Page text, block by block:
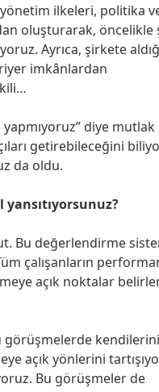
ilkeleri, politika
oluşturarak,
Ayrıca, şirkete
imkânlardan
diye
getirebileceğini
da oldu.
yansıtıyorsunuz?
Bu değerlendirme
çalışanların
açık noktalar
görüşmelerde
açık yönlerini
Bu görüşmeler de